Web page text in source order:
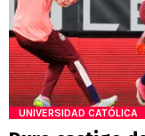
UNIVERSIDAD CATÓLICA